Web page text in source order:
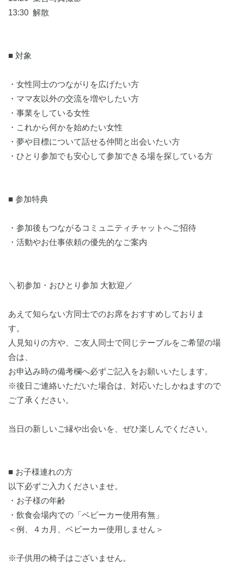
13:30 解散
■ 対象
・女性同士のつながりを広げたい方
・ママ友以外の交流を増やしたい方
・事業をしている女性
・これから何かを始めたい女性
・夢や目標について話せる仲間と出会いたい方
・ひとり参加でも安心して参加できる場を探している方
■ 参加特典
・参加後もつながるコミュニティチャットへご招待
・活動やお仕事依頼の優先的なご案内
＼初参加・おひとり参加 大歓迎／
あえて知らない方同士でのお席をおすすめしておりま
す。
人見知りの方や、ご友人同士で同じテーブルをご希望の場
合は、
お申込み時の備考欄へ必ずご記入をお願いいたします。
※後日ご連絡いただいた場合は、対応いたしかねますので
ご了承ください。
当日の新しいご縁や出会いを、ぜひ楽しんでください。
■ お子様連れの方
以下必ずご入力くださいませ。
・お子様の年齢
・飲食会場内での「ベビーカー使用有無」
＜例、４カ月、ベビーカー使用しません＞
※子供用の椅子はございません。